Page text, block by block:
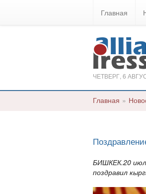
Главная
ЧЕТВЕРГ, 6
Главная »
БИШКЕК.20
поздравил